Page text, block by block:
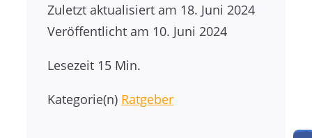
Zuletzt aktualisiert am 18. Juni 2024
Veröffentlicht am 10. Juni 2024
Lesezeit 15 Min.
Kategorie(n) Ratgeber